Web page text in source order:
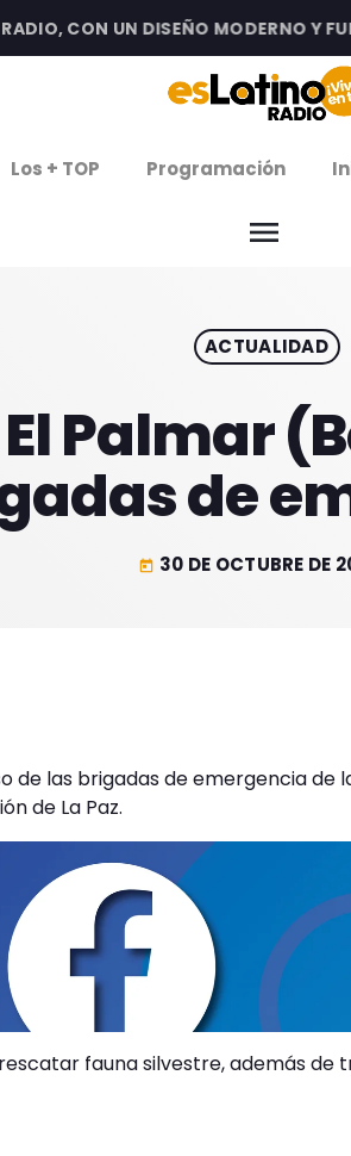
CON UN DISEÑO MODERNO Y
Los + TOP Programación
menu
ACTUALIDAD
Palmar
de
today 30 DE OCTUBRE DE
de las brigadas de emergencia de
de La Paz.
fauna silvestre, además de